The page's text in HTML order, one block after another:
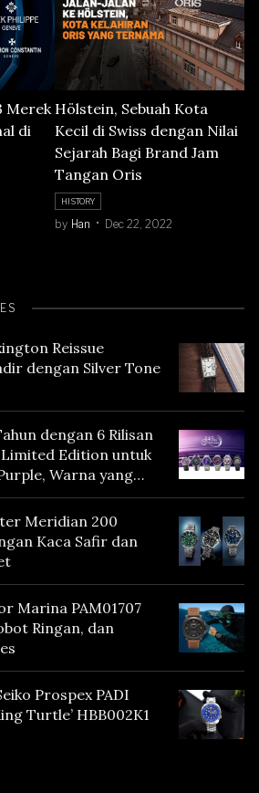
Merek
di
Hölstein, Sebuah Kota
Kecil di Swiss dengan Nilai
Sejarah Bagi Brand Jam
Tangan Oris
HISTORY
by Han Dec 22, 2022
Reissue
dengan Silver Tone
dengan 6 Rilisan
Limited Edition untuk
Warna yang
Tokyo
Meridian 200
Kaca Safir dan
Marina PAM01707
Ringan, dan
Prospex PADI
Turtle’ HBB002K1